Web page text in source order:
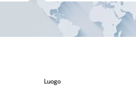
Luogo